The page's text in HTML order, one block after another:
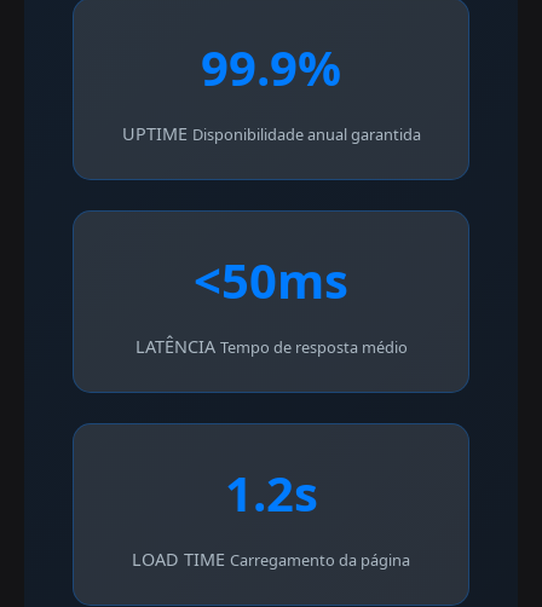
99.9%
UPTIME Disponibilidade anual garantida
<50ms
LATÊNCIA Tempo de resposta médio
1.2s
LOAD TIME Carregamento da página